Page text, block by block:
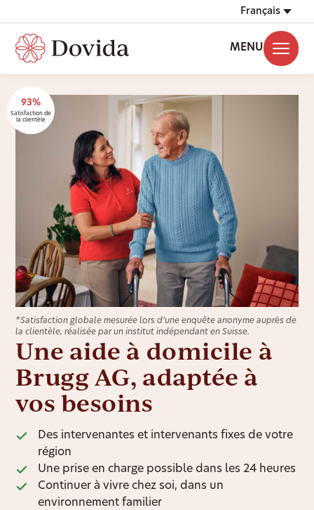
Français
MENU
93%
Satisfaction de
la clientèle
*Satisfaction globale mesurée lors d’une enquête anonyme auprès de
la clientèle, réalisée par un institut indépendant en Suisse.
Une aide à domicile à
Brugg AG, adaptée à
vos besoins
Des intervenantes et intervenants fixes de votre
région
Une prise en charge possible dans les 24 heures
Continuer à vivre chez soi, dans un
environnement familier